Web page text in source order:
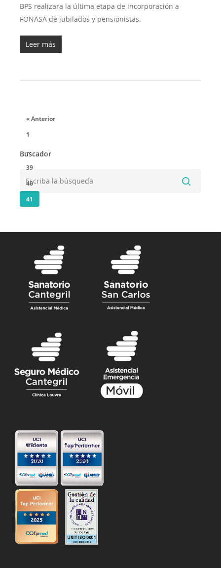
BPS realizara la última etapa de incorporación a
FONASA de jubilados y pensionistas.
Leer más
« Anterior
1
…
39
40
41
Buscador